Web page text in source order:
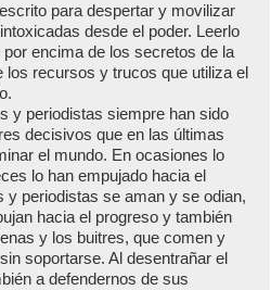
para despertar y movilizar
desde el poder. Leerlo
encima de los secretos de la
recursos y trucos que utiliza el
y periodistas siempre han sido
decisivos que en las últimas
el mundo. En ocasiones lo
lo han empujado hacia el
periodistas se aman y se odian,
hacia el progreso y también
y los buitres, que comen y
soportarse. Al desentrañar el
a defendernos de sus